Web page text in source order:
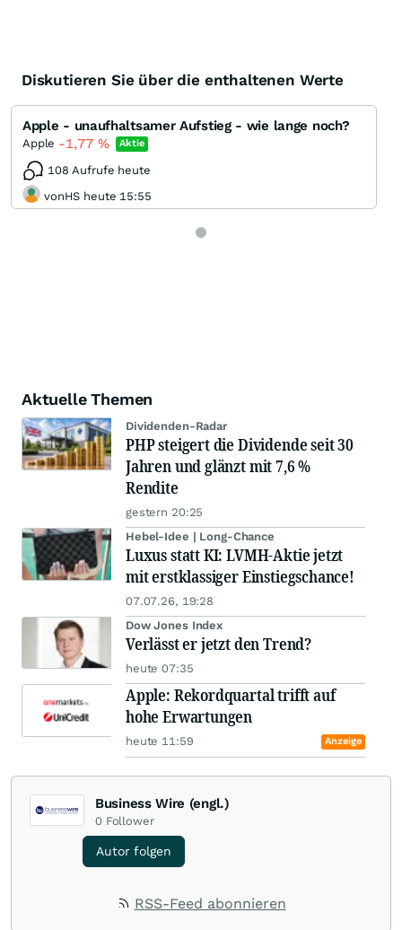
Diskutieren Sie über die enthaltenen Werte
Apple - unaufhaltsamer Aufstieg - wie lange noch?
Apple -1,77 % Aktie
108 Aufrufe heute
vonHS heute 15:55
Aktuelle Themen
Dividenden-Radar
PHP steigert die Dividende seit 30
Jahren und glänzt mit 7,6 %
Rendite
gestern 20:25
Hebel-Idee | Long-Chance
Luxus statt KI: LVMH-Aktie jetzt
mit erstklassiger Einstiegschance!
07.07.26, 19:28
Dow Jones Index
Verlässt er jetzt den Trend?
heute 07:35
Apple: Rekordquartal trifft auf
hohe Erwartungen
heute 11:59 Anzeige
Business Wire (engl.)
0 Follower
Autor folgen
RSS-Feed abonnieren